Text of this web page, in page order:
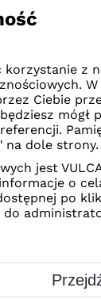
wybierz opcję
logowania